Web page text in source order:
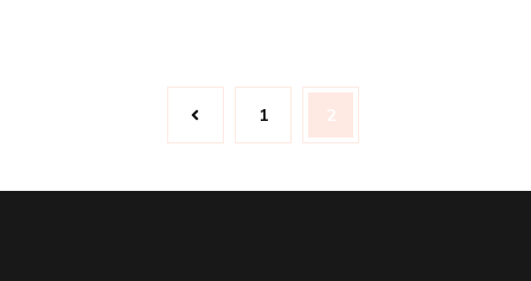
Oldal
1 Oldal
2